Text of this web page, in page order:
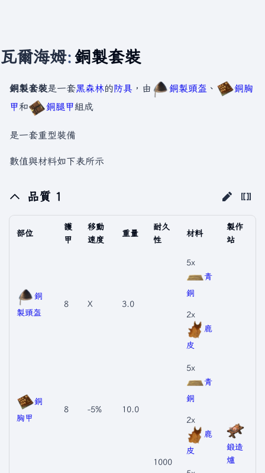
瓦爾海姆:銅製套裝
銅製套裝是一套黑森林的防具 ，由 銅製頭盔 、
銅胸
甲和 銅腿甲組成
是一套重型裝備
數值與材料如下表所示
品質 1
部位
護
甲
移動
速度
重量
耐久
性
材料
製作
站
銅
製頭盔
8 X 3.0
1000
5x
青
銅
2x
鹿
皮
鍛造
爐
銅
胸甲
8 -5% 10.0
5x
青
銅
2x
鹿
皮